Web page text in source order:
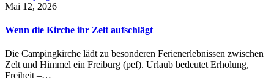
Mai 12, 2026
Wenn die Kirche ihr Zelt aufschlägt
Die Campingkirche lädt zu besonderen Ferienerlebnissen zwischen
Zelt und Himmel ein Freiburg (pef). Urlaub bedeutet Erholung,
Freiheit –…